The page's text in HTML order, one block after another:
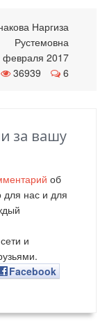
Наргиза
Рустемовна
февраля 2017
36939
6
за вашу
об
для нас и для
и
Facebook